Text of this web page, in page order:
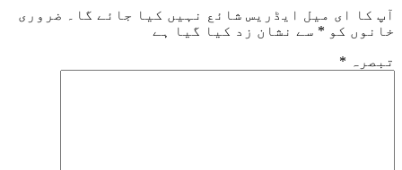
آپ کا ای میل ایڈریس شائع نہیں کیا جائے گا۔
ضروری
خانوں کو * سے نشان زد کیا گیا ہے
تبصرہ *